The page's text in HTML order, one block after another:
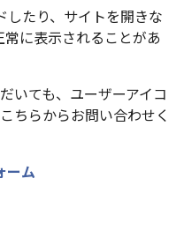
たり、サイトを開きな
に表示されることがあ
いても、ユーザーアイコ
ちらからお問い合わせく
ーム